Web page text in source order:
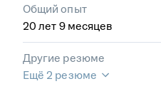
Общий опыт
20 лет 9 месяцев
Другие резюме
Ещё 2 резюме